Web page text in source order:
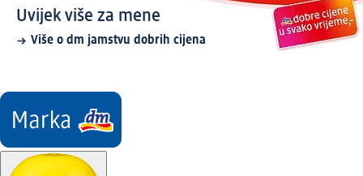
Uvijek više za mene
Više o dm jamstvu dobrih cijena